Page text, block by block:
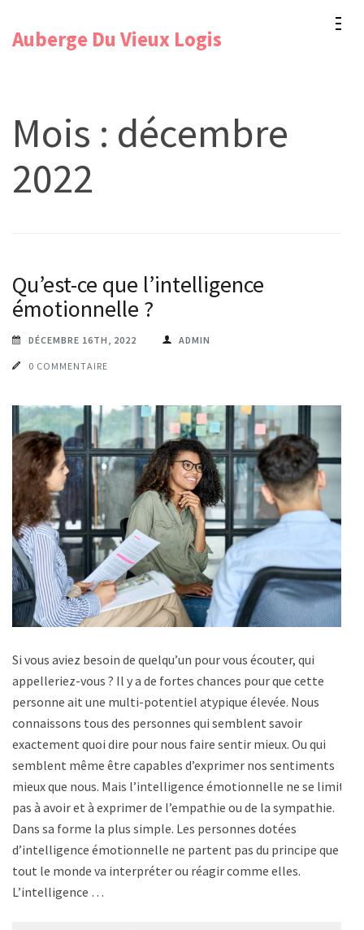
Auberge Du Vieux Logis
Mois : décembre
2022
Qu’est-ce que l’intelligence
émotionnelle ?
DÉCEMBRE 16TH, 2022 ADMIN
0 COMMENTAIRE
Si vous aviez besoin de quelqu’un pour vous écouter, qui
appelleriez-vous ? Il y a de fortes chances pour que cette
personne ait une multi-potentiel atypique élevée. Nous
connaissons tous des personnes qui semblent savoir
exactement quoi dire pour nous faire sentir mieux. Ou qui
semblent même être capables d’exprimer nos sentiments
mieux que nous. Mais l’intelligence émotionnelle ne se limite
pas à avoir et à exprimer de l’empathie ou de la sympathie.
Dans sa forme la plus simple. Les personnes dotées
d’intelligence émotionnelle ne partent pas du principe que
tout le monde va interpréter ou réagir comme elles.
L’intelligence …